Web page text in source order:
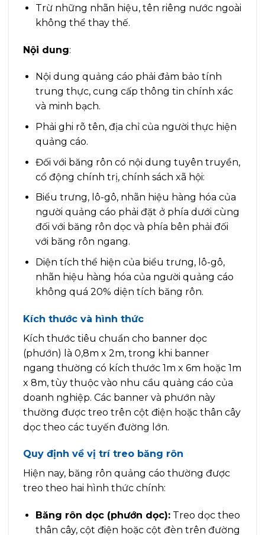
Trừ những nhãn hiệu, tên riêng nước ngoài
không thể thay thế.
Nội dung:
Nội dung quảng cáo phải đảm bảo tính
trung thực, cung cấp thông tin chính xác
và minh bạch.
Phải ghi rõ tên, địa chỉ của người thực hiện
quảng cáo.
Đối với băng rôn có nội dung tuyên truyền,
cổ động chính trị, chính sách xã hội:
Biểu trưng, lô-gô, nhãn hiệu hàng hóa của
người quảng cáo phải đặt ở phía dưới cùng
đối với băng rôn dọc và phía bên phải đối
với băng rôn ngang.
Diện tích thể hiện của biểu trưng, lô-gô,
nhãn hiệu hàng hóa của người quảng cáo
không quá 20% diện tích băng rôn.
Kích thước và hình thức
Kích thước tiêu chuẩn cho banner dọc
(phướn) là 0,8m x 2m, trong khi banner
ngang thường có kích thước 1m x 6m hoặc 1m
x 8m, tùy thuộc vào nhu cầu quảng cáo của
doanh nghiệp. Các banner và phướn này
thường được treo trên cột điện hoặc thân cây
dọc theo các tuyến đường lớn.
Quy định về vị trí treo băng rôn
Hiện nay, băng rôn quảng cáo thường được
treo theo hai hình thức chính:
Băng rôn dọc (phướn dọc):Treo dọc theo
thân cây, cột điện hoặc cột đèn trên đường